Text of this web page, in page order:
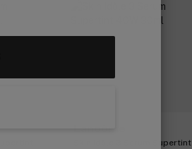
Skin Idôle 3 Serum Supertint